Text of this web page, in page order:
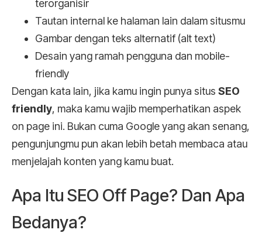
terorganisir
Tautan internal ke halaman lain dalam situsmu
Gambar dengan teks alternatif (alt text)
Desain yang ramah pengguna dan mobile-
friendly
Dengan kata lain, jika kamu ingin punya situs SEO
friendly, maka kamu wajib memperhatikan aspek
on page ini. Bukan cuma Google yang akan senang,
pengunjungmu pun akan lebih betah membaca atau
menjelajah konten yang kamu buat.
Apa Itu SEO Off Page? Dan Apa
Bedanya?